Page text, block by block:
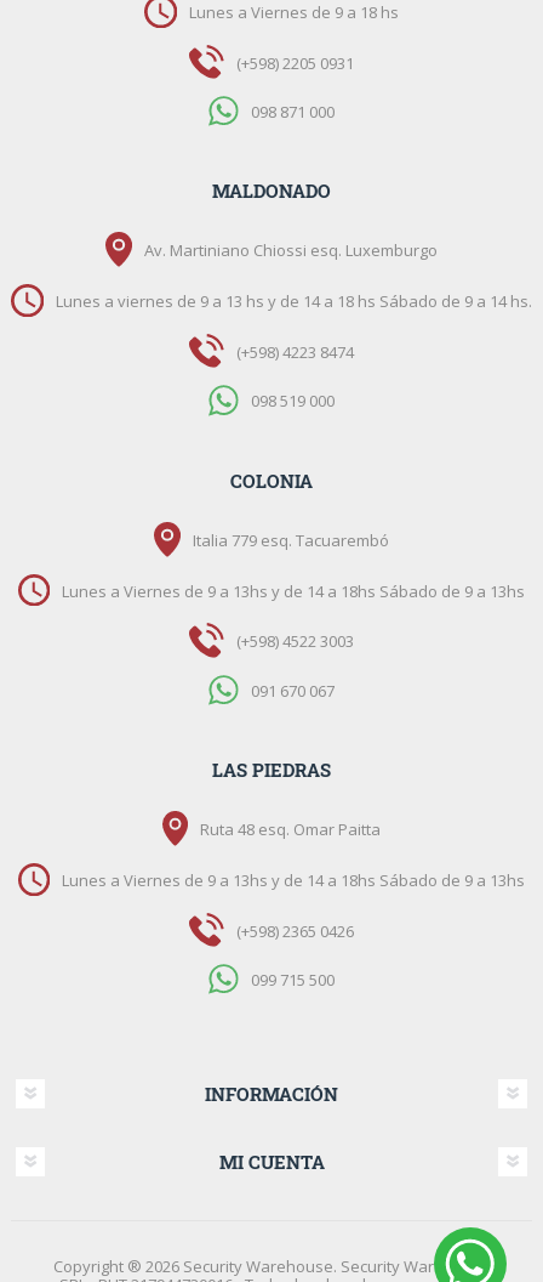
Lunes a Viernes de 9 a 18 hs
(+598) 2205 0931
098 871 000
MALDONADO
Av. Martiniano Chiossi esq. Luxemburgo
Lunes a viernes de 9 a 13 hs y de 14 a 18 hs Sábado de 9 a 14 hs.
(+598) 4223 8474
098 519 000
COLONIA
Italia 779 esq. Tacuarembó
Lunes a Viernes de 9 a 13hs y de 14 a 18hs Sábado de 9 a 13hs
(+598) 4522 3003
091 670 067
LAS PIEDRAS
Ruta 48 esq. Omar Paitta
Lunes a Viernes de 9 a 13hs y de 14 a 18hs Sábado de 9 a 13hs
(+598) 2365 0426
099 715 500
INFORMACIÓN
MI CUENTA
Copyright ® 2026 Security Warehouse. Security Warehouse